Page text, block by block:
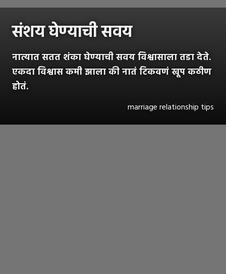
संशय घेण्याची सवय
नात्यात सतत शंका घेण्याची सवय विश्वासाला तडा देते.
एकदा विश्वास कमी झाला की नातं टिकवणं खूप कठीण
होतं.
marriage relationship tips